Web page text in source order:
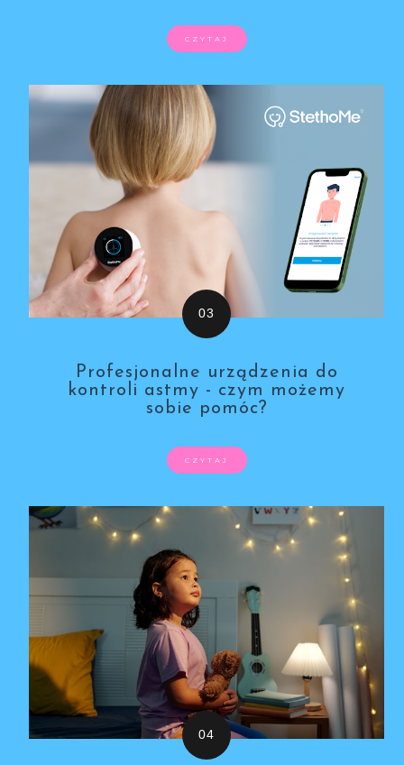
CZYTAJ
Profesjonalne urządzenia do
kontroli astmy - czym możemy
sobie pomóc?
CZYTAJ